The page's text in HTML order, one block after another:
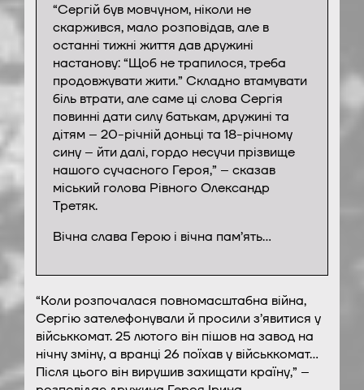
“Сергій був мовчуном, ніколи не
скаржився, мало розповідав, але в
останні тижні життя дав дружині
настанову: “Щоб не трапилося, треба
продовжувати жити.” Складно втамувати
біль втрати, але саме ці слова Сергія
повинні дати силу батькам, дружині та
дітям – 20-річній доньці та 18-річному
сину – йти далі, гордо несучи прізвище
нашого сучасного Героя,” – сказав
міський голова Рівного Олександр
Третяк.
Вічна слава Герою і вічна пам’ять…
“Коли розпочалася повномасштабна війна,
Сергію зателефонували й просили з’явитися у
військкомат. 25 лютого він пішов на завод на
нічну зміну, а вранці 26 поїхав у військкомат…
Після цього він вирушив захищати країну,” –